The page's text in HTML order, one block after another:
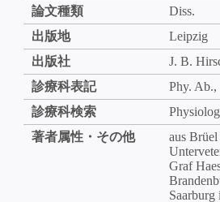
論文種類
Diss.
出版地
Leipzig
出版社
J. B.
診療科表記
Phy. Ab.,
診療科検索
著者属性・その他
aus
Graf
Saarburg